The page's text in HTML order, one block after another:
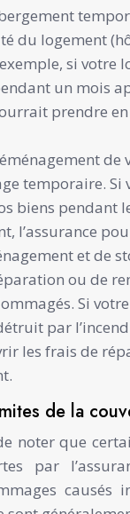
du logement
si votre
un mois
prendre
de
temporaire. Si
biens pendant
l’assurance
et de
ou de
Si
par
les frais de
de la
noter que
par
causés